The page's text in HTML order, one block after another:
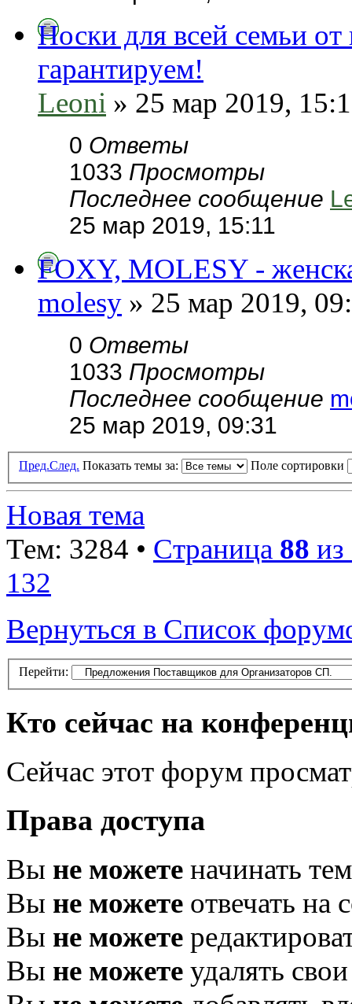
Носки для всей семьи от
гарантируем!
Leoni » 25 мар 2019,
0 Ответы
1033 Просмотры
Последнее сообщение
25 мар 2019, 15:11
FOXY, MOLESY -
molesy » 25 мар 2019,
0 Ответы
1033 Просмотры
Последнее сообщение
25 мар 2019, 09:31
Пред.След. Показать темы за: Поле сортировки
Новая тема
Тем: 3284 • Страница 88 из
132
Вернуться в Список
Перейти:
Кто сейчас на
Сейчас этот форум
Права доступа
Вы не можете начинать
Вы не можете отвечать на
Вы не можете
Вы не можете удалять